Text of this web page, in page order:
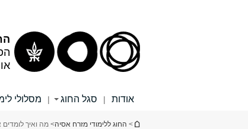
אודות | סגל החוג | מסלולי
הינך נמצא כאן
> החוג ללימודי מזרח אסיה> מה ואיך לומדים